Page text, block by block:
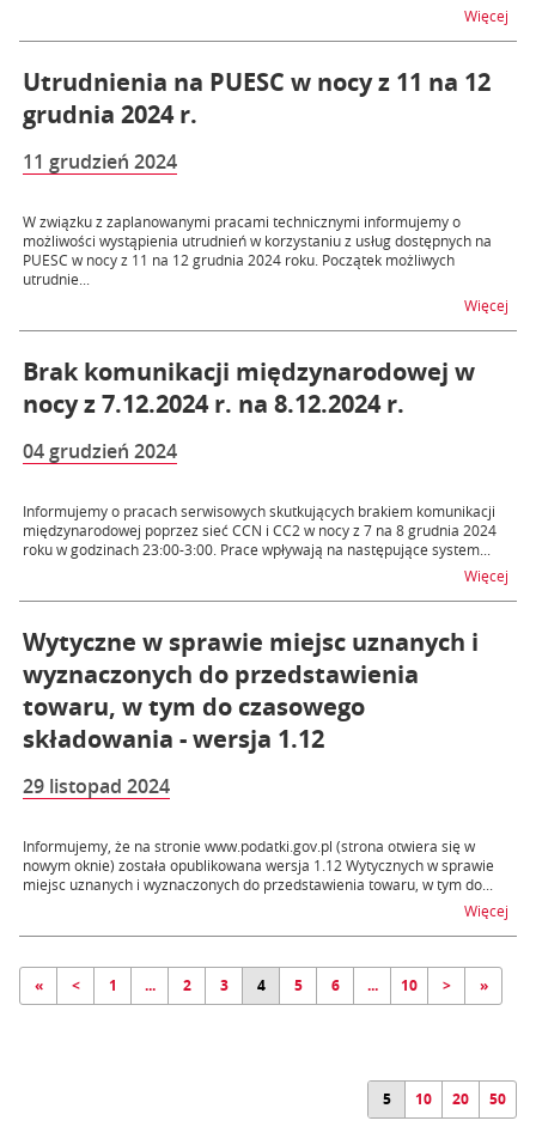
Więcej
Utrudnienia na PUESC w nocy z 11 na 12
grudnia 2024 r.
11 grudzień 2024
W związku z zaplanowanymi pracami technicznymi informujemy o
możliwości wystąpienia utrudnień w korzystaniu z usług dostępnych na
PUESC w nocy z 11 na 12 grudnia 2024 roku. Początek możliwych
utrudnie...
Więcej
Brak komunikacji międzynarodowej w
nocy z 7.12.2024 r. na 8.12.2024 r.
04 grudzień 2024
Informujemy o pracach serwisowych skutkujących brakiem komunikacji
międzynarodowej poprzez sieć CCN i CC2 w nocy z 7 na 8 grudnia 2024
roku w godzinach 23:00-3:00. Prace wpływają na następujące system...
Więcej
Wytyczne w sprawie miejsc uznanych i
wyznaczonych do przedstawienia
towaru, w tym do czasowego
składowania - wersja 1.12
29 listopad 2024
Informujemy, że na stronie www.podatki.gov.pl (strona otwiera się w
nowym oknie) została opublikowana wersja 1.12 Wytycznych w sprawie
miejsc uznanych i wyznaczonych do przedstawienia towaru, w tym do...
Więcej
« < 1 ... 2 3 4 5 6 ... 10 > »
5 10 20 50